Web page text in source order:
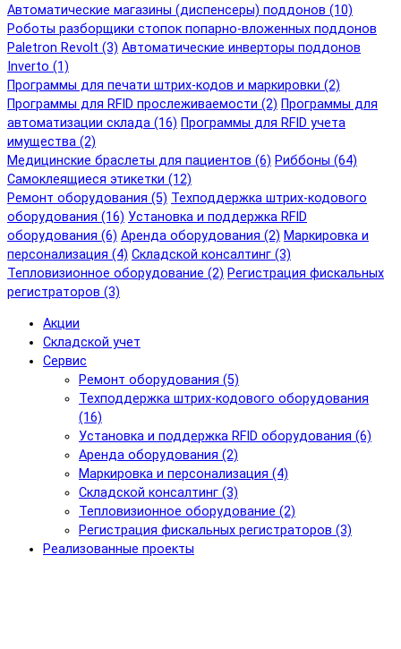
Автоматические магазины (диспенсеры) поддонов (10)
Роботы разборщики стопок попарно-вложенных поддонов
Paletron Revolt (3) Автоматические инверторы поддонов
Inverto (1)
Программы для печати штрих-кодов и маркировки (2)
Программы для RFID прослеживаемости (2) Программы для
автоматизации склада (16) Программы для RFID учета
имущества (2)
Медицинские браслеты для пациентов (6) Риббоны (64)
Самоклеящиеся этикетки (12)
Ремонт оборудования (5) Техподдержка штрих-кодового
оборудования (16) Установка и поддержка RFID
оборудования (6) Аренда оборудования (2) Маркировка и
персонализация (4) Складской консалтинг (3)
Тепловизионное оборудование (2) Регистрация фискальных
регистраторов (3)
Акции
Складской учет
Сервис
Ремонт оборудования (5)
Техподдержка штрих-кодового оборудования
(16)
Установка и поддержка RFID оборудования (6)
Аренда оборудования (2)
Маркировка и персонализация (4)
Складской консалтинг (3)
Тепловизионное оборудование (2)
Регистрация фискальных регистраторов (3)
Реализованные проекты